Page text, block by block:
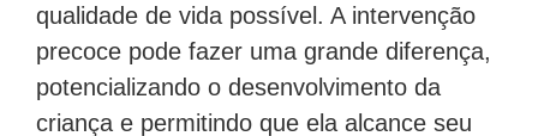
qualidade de vida possível. A intervenção
precoce pode fazer uma grande diferença,
potencializando o desenvolvimento da
criança e permitindo que ela alcance seu